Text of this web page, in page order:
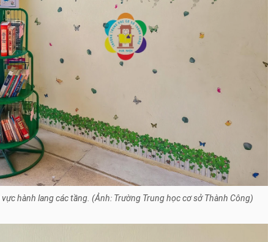
hành lang các tầng. (Ảnh: Trường Trung học cơ sở Thành Công)